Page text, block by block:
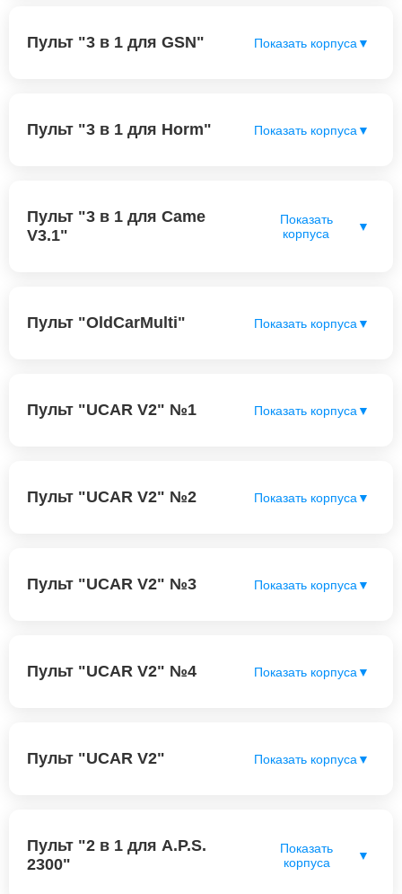
Пульт "3 в 1 для GSN" Показать корпуса ▼
Пульт "3 в 1 для Horm" Показать корпуса ▼
Пульт "3 в 1 для Came
V3.1"
Показать
корпуса
▼
Пульт "OldCarMulti" Показать корпуса ▼
Пульт "UCAR V2" №1 Показать корпуса ▼
Пульт "UCAR V2" №2 Показать корпуса ▼
Пульт "UCAR V2" №3 Показать корпуса ▼
Пульт "UCAR V2" №4 Показать корпуса ▼
Пульт "UCAR V2" Показать корпуса ▼
Пульт "2 в 1 для A.P.S.
2300"
Показать
корпуса
▼